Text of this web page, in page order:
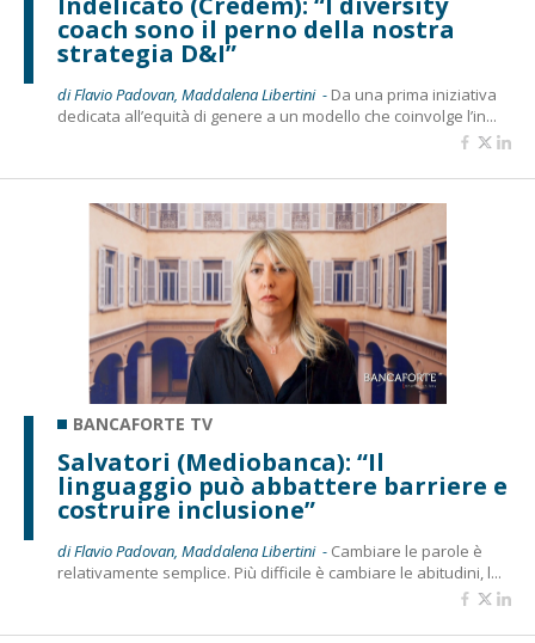
coach sono il perno della nostra
strategia D&I”
di Flavio Padovan, Maddalena Libertini - Da una prima iniziativa
dedicata all’equità di genere a un modello che coinvolge l’in...
BANCAFORTE TV
Salvatori (Mediobanca): “Il
linguaggio può abbattere barriere e
costruire inclusione”
di Flavio Padovan, Maddalena Libertini - Cambiare le parole è
relativamente semplice. Più difficile è cambiare le abitudini, l...